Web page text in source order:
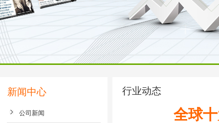
新闻中心
公司新闻
行业动态
全球